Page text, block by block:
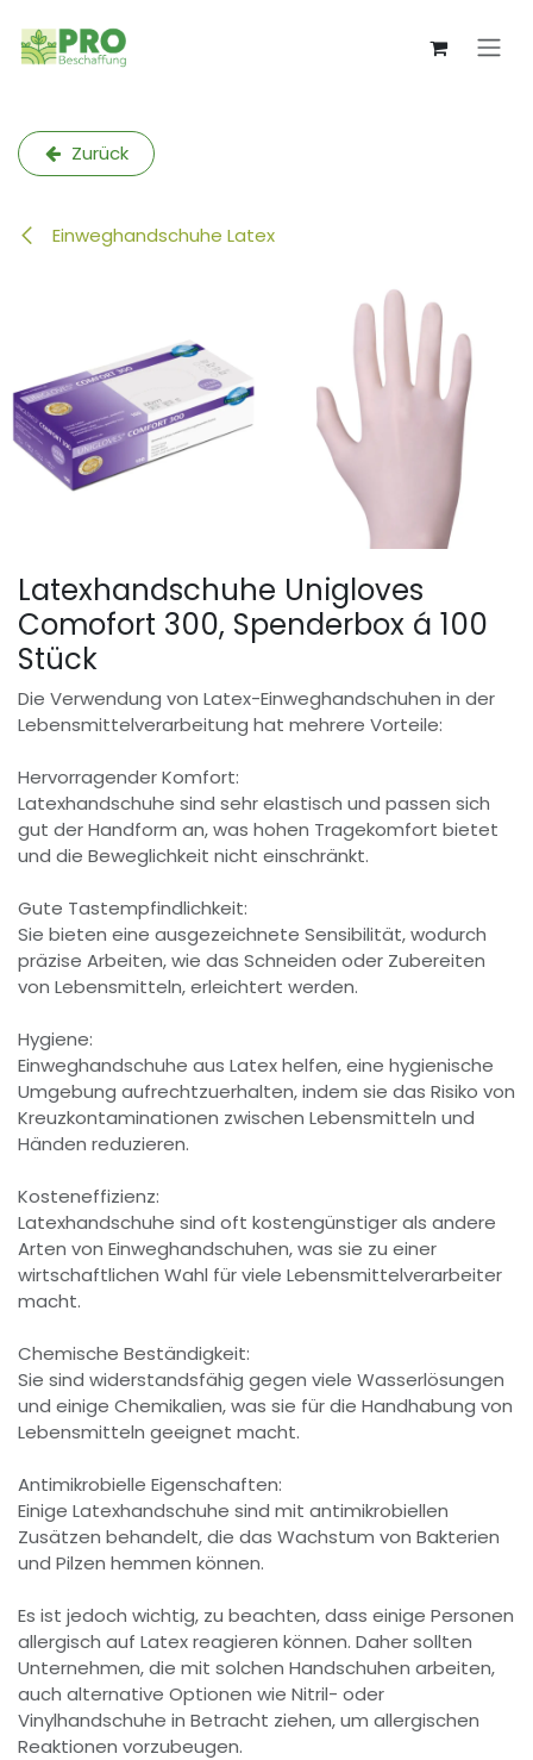
Zurück
Einweghandschuhe Latex
Latexhandschuhe Unigloves
Comofort 300, Spenderbox á 100
Stück
Die Verwendung von Latex-Einweghandschuhen in der
Lebensmittelverarbeitung hat mehrere Vorteile:
Hervorragender Komfort:
Latexhandschuhe sind sehr elastisch und passen sich
gut der Handform an, was hohen Tragekomfort bietet
und die Beweglichkeit nicht einschränkt.
Gute Tastempfindlichkeit:
Sie bieten eine ausgezeichnete Sensibilität, wodurch
präzise Arbeiten, wie das Schneiden oder Zubereiten
von Lebensmitteln, erleichtert werden.
Hygiene:
Einweghandschuhe aus Latex helfen, eine hygienische
Umgebung aufrechtzuerhalten, indem sie das Risiko von
Kreuzkontaminationen zwischen Lebensmitteln und
Händen reduzieren.
Kosteneffizienz:
Latexhandschuhe sind oft kostengünstiger als andere
Arten von Einweghandschuhen, was sie zu einer
wirtschaftlichen Wahl für viele Lebensmittelverarbeiter
macht.
Chemische Beständigkeit:
Sie sind widerstandsfähig gegen viele Wasserlösungen
und einige Chemikalien, was sie für die Handhabung von
Lebensmitteln geeignet macht.
Antimikrobielle Eigenschaften:
Einige Latexhandschuhe sind mit antimikrobiellen
Zusätzen behandelt, die das Wachstum von Bakterien
und Pilzen hemmen können.
Es ist jedoch wichtig, zu beachten, dass einige Personen
allergisch auf Latex reagieren können. Daher sollten
Unternehmen, die mit solchen Handschuhen arbeiten,
auch alternative Optionen wie Nitril- oder
Vinylhandschuhe in Betracht ziehen, um allergischen
Reaktionen vorzubeugen.